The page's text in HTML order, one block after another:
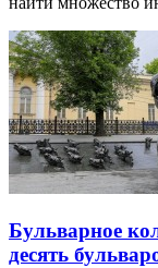
Бульварное
десять